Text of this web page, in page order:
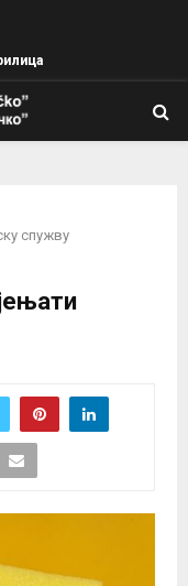
спужву